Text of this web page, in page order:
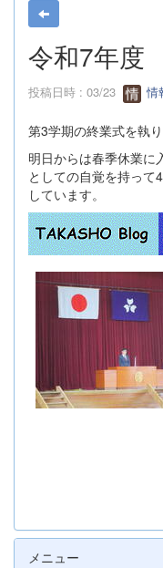
令和7年度
投稿日時 : 03/23 情
第3学期の終業式を執り
明日からは春季休業に
としての自覚を持って
しています。
メニュー